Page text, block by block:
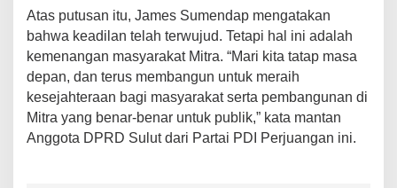
d
o
l
i
P
i
m
p
Atas putusan itu, James Sumendap mengatakan
bahwa keadilan telah terwujud. Tetapi hal ini adalah
kemenangan masyarakat Mitra. “Mari kita tatap masa
depan, dan terus membangun untuk meraih
kesejahteraan bagi masyarakat serta pembangunan di
Mitra yang benar-benar untuk publik,” kata mantan
Anggota DPRD Sulut dari Partai PDI Perjuangan ini.